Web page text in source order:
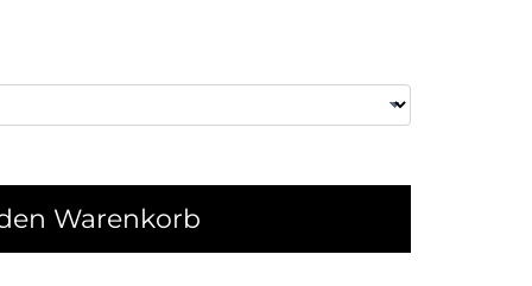
Warenkorb